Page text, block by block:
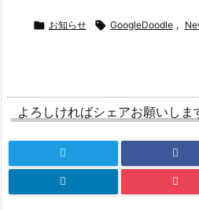
 お知らせ  GoogleDoodle ,
よろしければシェアお願いしま